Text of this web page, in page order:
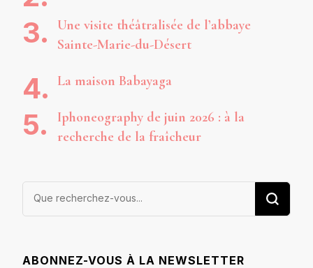
Une visite théâtralisée de l’abbaye
Sainte-Marie-du-Désert
La maison Babayaga
Iphoneography de juin 2026 : à la
recherche de la fraîcheur
Vous
ABONNEZ-VOUS À LA NEWSLETTER